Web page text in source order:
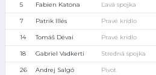
5 Fabien Katona Ľavá spojka
7 Patrik Illés Pravé krídlo
14 Tomáš Dévai Pravé krídlo
18 Gabriel Vadkerti Stredná spojka
26 Andrej Salgó Pivot